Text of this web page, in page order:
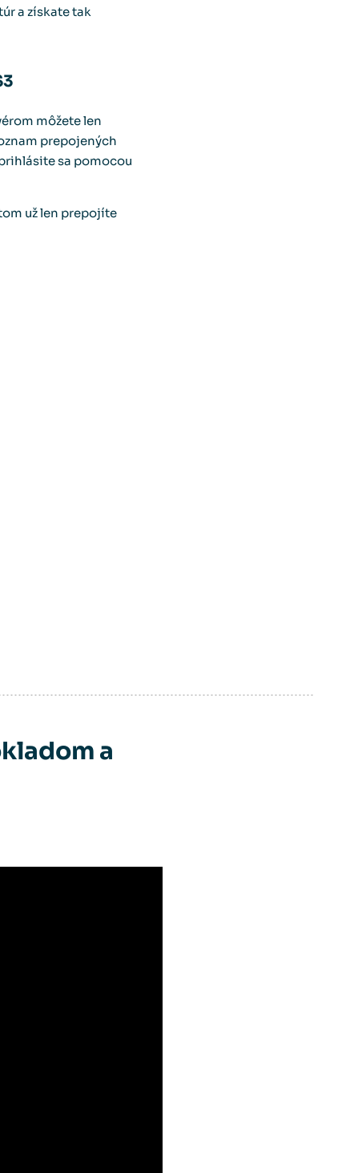
a získate tak
môžete len
prepojených
sa pomocou
už len prepojíte
a